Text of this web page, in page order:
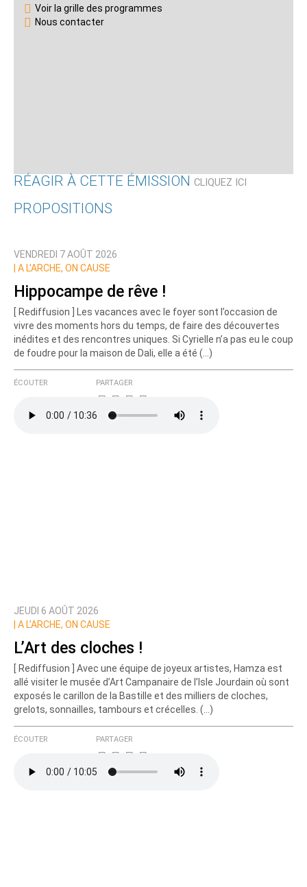
Voir la grille des programmes
Nous contacter
RÉAGIR À CETTE ÉMISSION CLIQUEZ ICI
Nom
Courriel (non publié)
Ajoutez votre commentaire ici
Texte de votre message
Prévenez-moi de tous les nouveaux commentaires
PROPOSITIONS
VENDREDI 7 AOÛT 2026
A L’ARCHE, ON CAUSE
Hippocampe de rêve !
[ Rediffusion ] Les vacances avec le foyer sont l’occasion de
vivre des moments hors du temps, de faire des découvertes
inédites et des rencontres uniques. Si Cyrielle n’a pas eu le coup
de foudre pour la maison de Dali, elle a été (…)
ÉCOUTER PARTAGER
JEUDI 6 AOÛT 2026
A L’ARCHE, ON CAUSE
L’Art des cloches !
[ Rediffusion ] Avec une équipe de joyeux artistes, Hamza est
allé visiter le musée d’Art Campanaire de l’Isle Jourdain où sont
exposés le carillon de la Bastille et des milliers de cloches,
grelots, sonnailles, tambours et crécelles. (…)
ÉCOUTER PARTAGER